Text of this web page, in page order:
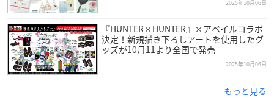
2025年10月06日
『HUNTER×HUNTER』×アベイルコラボ
決定！新規描き下ろしアートを使用したグ
ッズが10月11より全国で発売
2025年10月06日
もっと見る